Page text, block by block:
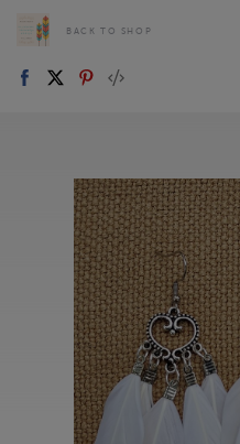
BACK TO SHOP